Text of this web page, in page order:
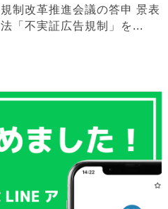
規制改革推進会議の答申 景表
法「不実証広告規制」を...